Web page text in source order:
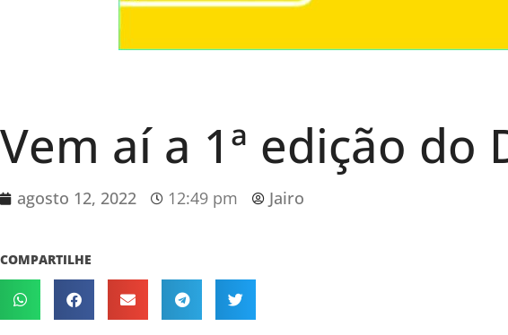
Vem aí a 1ª edição do
agosto 12, 2022 12:49 pm Jairo
COMPARTILHE